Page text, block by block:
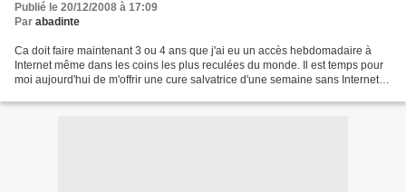
Publié le 20/12/2008 à 17:09
Par abadinte
Ca doit faire maintenant 3 ou 4 ans que j'ai eu un accès hebdomadaire à
Internet même dans les coins les plus reculées du monde. Il est temps pour
moi aujourd'hui de m'offrir une cure salvatrice d'une semaine sans Internet et